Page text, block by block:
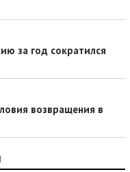
за год сократился
возвращения в